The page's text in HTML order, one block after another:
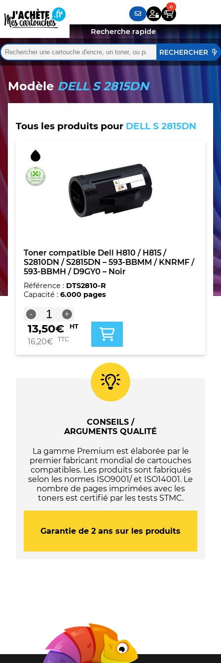
Rechercher :
Quand les résultats de l'auto-complétion sont
Recherche rapide
Modèle DELL S 2815DN
Tous les produits pour DELL S 2815DN
Toner compatible Dell H810 / H815 /
S2810DN / S2815DN – 593-BBMM / KNRMF /
593-BBMH / D9GY0 – Noir
Référence : DTS2810-R
Capacité : 6.000 pages
-
quantité
de
Toner
compatible
H810
/
KNRMF
/
593-
BBMH
/
Noir
+
13,50€ HT
16,20€ TTC
CONSEILS /
ARGUMENTS QUALITÉ
La gamme Premium est élaborée par le
premier fabricant mondial de cartouches
compatibles. Les produits sont fabriqués
selon les normes ISO9001/ et ISO14001. Le
nombre de pages imprimées avec les
toners est certifié par les tests STMC.
Garantie de 2 ans sur les produits